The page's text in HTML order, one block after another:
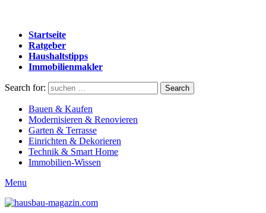
Startseite
Ratgeber
Haushaltstipps
Immobilienmakler
Search for: Search
Bauen & Kaufen
Modernisieren & Renovieren
Garten & Terrasse
Einrichten & Dekorieren
Technik & Smart Home
Immobilien-Wissen
Menu